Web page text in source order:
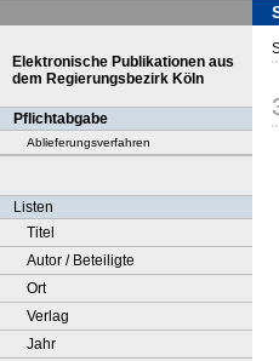
Elektronische Publikationen aus
dem Regierungsbezirk Köln
Pflichtabgabe
Ablieferungsverfahren
Listen
Titel
Autor / Beteiligte
Ort
Verlag
Jahr